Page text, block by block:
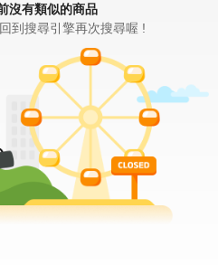
沒有類似的商品
到搜尋引擎再次搜尋喔 !